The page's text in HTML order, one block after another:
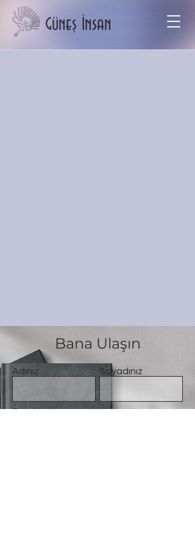
Güneş İnsan
Bana Ulaşın
Adınız Soyadınız
Email